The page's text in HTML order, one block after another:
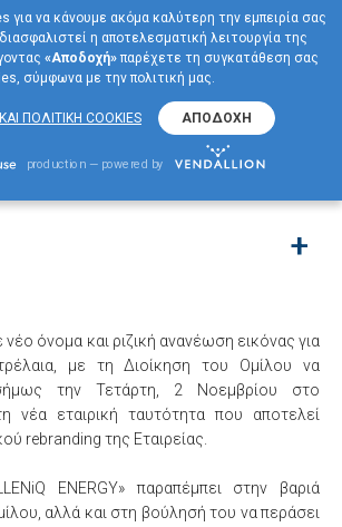
EN
ENERGY» το νέο
του Ομίλου ΕΛΠE
+
όνομα και ριζική ανανέωση εικόνας για
με τη Διοίκηση του Ομίλου να
την Τετάρτη, 2 Νοεμβρίου στο
νέα εταιρική ταυτότητα που αποτελεί
rebranding της Εταιρείας.
ENERGY» παραπέμπει στην βαριά
αλλά και στη βούλησή του να περάσει
για να κάνουμε ακόμα καλύτερη την εμπειρία σας
η αποτελεσματική λειτουργία της
«Αποδοχή»παρέχετε τη συγκατάθεση σας
σύμφωνα με την πολιτική μας.
ΠΟΛΙΤΙΚΗ COOKIES ΑΠΟΔΟΧΗ
production — powered by